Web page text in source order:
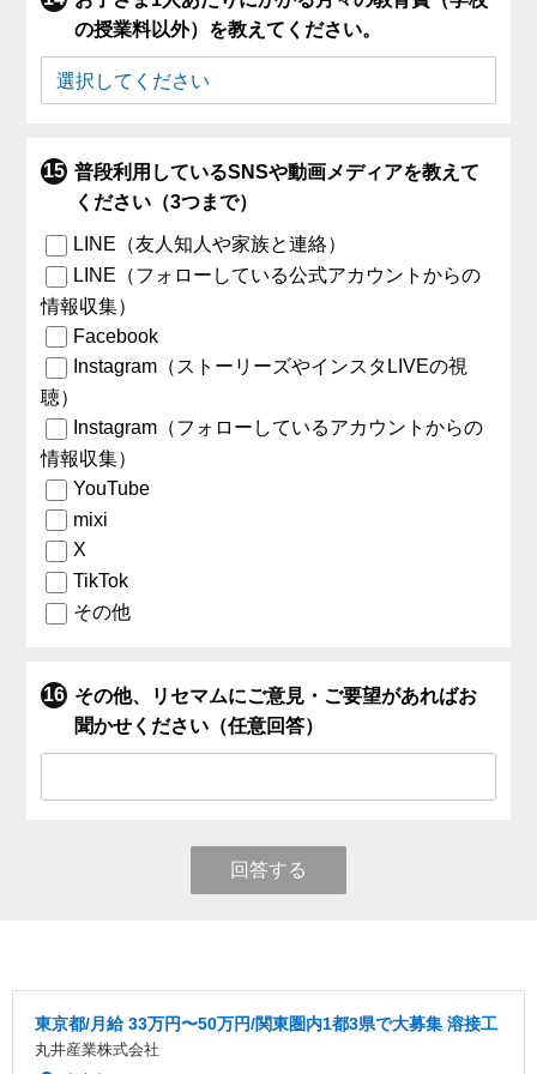
の授業料以外）を教えてください。
普段利用しているSNSや動画メディアを教えて
ください（3つまで）
LINE（友人知人や家族と連絡）
LINE（フォローしている公式アカウントからの
情報収集）
Facebook
Instagram（ストーリーズやインスタLIVEの視
聴）
Instagram（フォローしているアカウントからの
情報収集）
YouTube
mixi
X
TikTok
その他
その他、リセマムにご意見・ご要望があればお
聞かせください（任意回答）
回答する
東京都/月給 33万円〜50万円/関東圏内1都3県で大募集 溶接工
丸井産業株式会社